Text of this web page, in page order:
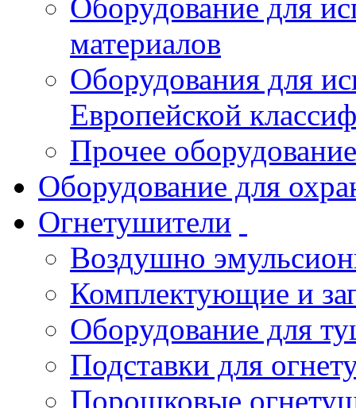
Оборудование для
материалов
Оборудования для
Европейской
Прочее оборудование
Оборудование для
Огнетушители
Воздушно
Комплектующие и
Оборудование для
Подставки для
Порошковые